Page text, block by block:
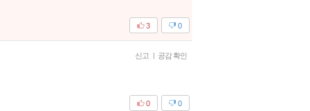
0
3
신고 | 공감 확인
0
0